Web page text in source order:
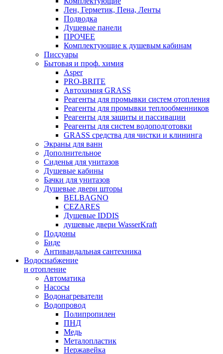
Лен, Герметик, Пена, Ленты
Подводка
Душевые панели
ПРОЧЕЕ
Комплектующие к душевым кабинам
Писсуары
Бытовая и проф. химия
Asper
PRO-BRITE
Автохимия GRASS
Реагенты для промывки систем отопления
Реагенты для промывки теплообменников
Реагенты для защиты и пассивации
Реагенты для систем водоподготовки
GRASS средства для чистки и клининга
Экраны для ванн
Дополнительное
Сиденья для унитазов
Душевые кабины
Бачки для унитазов
Душевые двери шторы
BELBAGNO
CEZARES
Душевые IDDIS
душевые двери WasserKraft
Поддоны
Биде
Антивандальная сантехника
Водоснабжение
и отопление
Автоматика
Насосы
Водонагреватели
Водопровод
Полипропилен
ПНД
Медь
Металопластик
Нержавейка